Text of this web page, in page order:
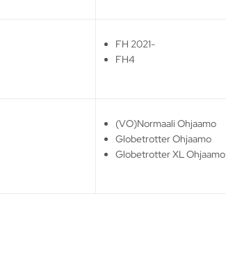
FH 2021-
FH4
(VO)Normaali Ohjaamo
Globetrotter Ohjaamo
Globetrotter XL Ohjaamo